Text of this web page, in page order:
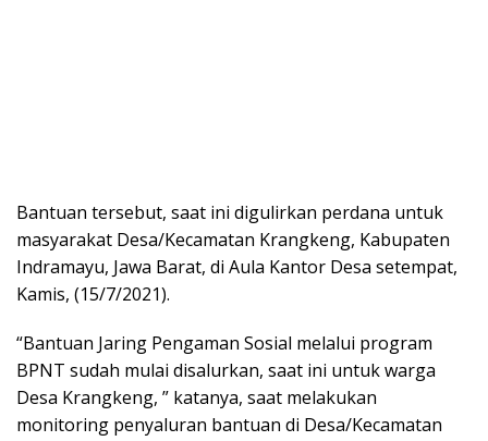
Bantuan tersebut, saat ini digulirkan perdana untuk
masyarakat Desa/Kecamatan Krangkeng, Kabupaten
Indramayu, Jawa Barat, di Aula Kantor Desa setempat,
Kamis, (15/7/2021).
“Bantuan Jaring Pengaman Sosial melalui program
BPNT sudah mulai disalurkan, saat ini untuk warga
Desa Krangkeng, ” katanya, saat melakukan
monitoring penyaluran bantuan di Desa/Kecamatan